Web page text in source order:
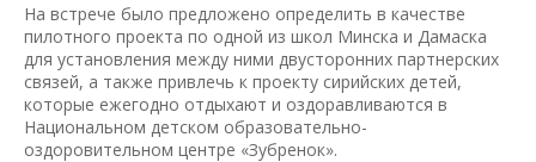
На встрече было предложено определить в качестве
пилотного проекта по одной из школ Минска и Дамаска
для установления между ними двусторонних партнерских
связей, а также привлечь к проекту сирийских детей,
которые ежегодно отдыхают и оздоравливаются в
Национальном детском образовательно-
оздоровительном центре «Зубренок».